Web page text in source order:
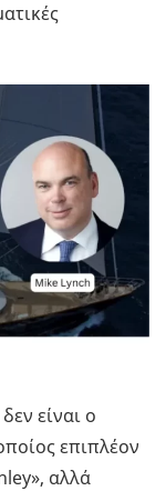
είναι ο
επιπλέον
αλλά